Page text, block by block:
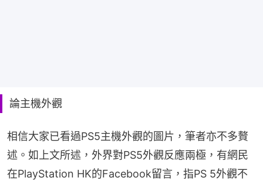
論主機外觀
相信大家已看過PS5主機外觀的圖片，筆者亦不多贅
述。如上文所述，外界對PS5外觀反應兩極，有網民
在PlayStation HK的Facebook留言，指PS 5外觀不